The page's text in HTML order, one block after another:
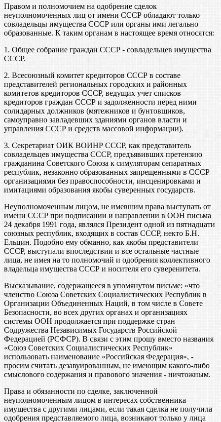
Правом и полномочием на одобрение сделок
неуполномоченных лиц от имени СССР обладают только
совладельцы имущества СССР или органы ими легально
образованные. К таким органам в настоящее время относятся:
1. Общее собрание граждан СССР - совладельцев имущества
СССР.
2. Всесоюзный комитет кредиторов СССР в составе
представителей региональных городских и районных
комитетов кредиторов СССР, ведущих учет списков
кредиторов граждан СССР и задолженности перед ними
солидарных должников (мятежников и бунтовщиков,
самоуправно завладевших зданиями органов власти и
управления СССР и средств массовой информации).
3. Секретариат ОИК ВОИНР СССР, как представитель
совладельцев имущества СССР, предъявивших претензию
гражданина Советского Союза к симуляторам сепаратных
республик, незаконно образованных запрещенными в СССР
организациями без правоспособности, инсценировками и
имитациями образования якобы суверенных государств.
Неуполномоченным лицом, не имевшим права выступать от
имени СССР при подписании и направлении в ООН письма
24 декабря 1991 года, являлся Президент одной из пятнадцати
союзных республик, входящих в состав СССР, некто Б.Н.
Ельцин. Подобно ему обманно, как якобы представители
СССР, выступали впоследствии и все остальные частные
лица, не имея на то полномочий и одобрения коллективного
владельца имущества СССР и носителя его суверенитета.
Высказывание, содержащееся в упомянутом письме: «что
членство Союза Советских Социалистических Республик в
Организации Объединенных Наций, в том числе в Совете
Безопасности, во всех других органах и организациях
системы ООН продолжается при поддержке стран
Содружества Независимых Государств Российской
Федерацией (РСФСР). В связи с этим прошу вместо названия
«Союз Советских Социалистических Республик»
использовать наименование «Российская Федерация», -
просим считать дезавуированным, не имеющим какого-либо
смыслового содержания и правового значения - ничтожным.
Права и обязанности по сделке, заключенной
неуполномоченным лицом в интересах собственника
имущества с другими лицами, если такая сделка не получила
одобрения представляемого лица, возникают только у лица